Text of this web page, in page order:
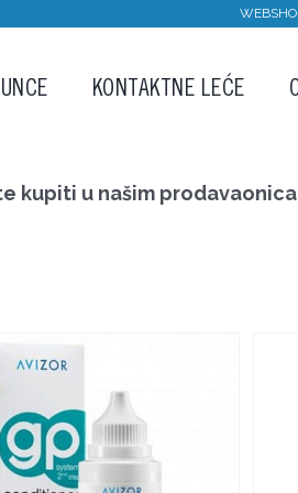
KONTAKTNE LEĆE
kupiti u našim